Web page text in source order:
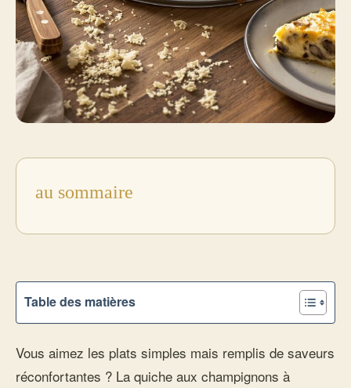
au sommaire
Table des matières
Vous aimez les plats simples mais remplis de saveurs
réconfortantes ? La quiche aux champignons à